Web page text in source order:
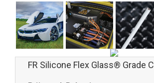
FR Silicone Flex Glass® Grade C